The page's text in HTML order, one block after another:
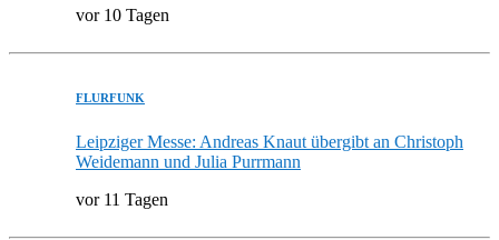
vor 10 Tagen
FLURFUNK
Leipziger Messe: Andreas Knaut übergibt an Christoph
Weidemann und Julia Purrmann
vor 11 Tagen